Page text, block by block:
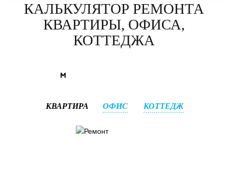
КАЛЬКУЛЯТОР РЕМОНТА
КВАРТИРЫ, ОФИСА,
КОТТЕДЖА
КВАРТИРА ОФИС КОТТЕДЖ
м
м